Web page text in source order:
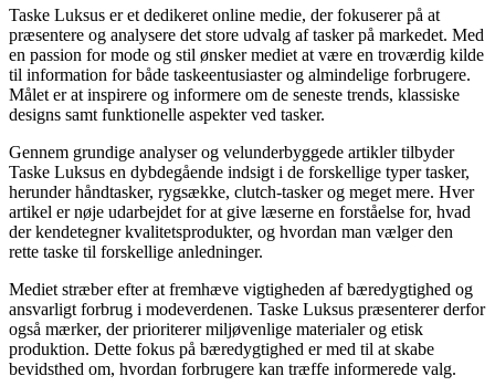
Taske Luksus er et dedikeret online medie, der fokuserer på at
præsentere og analysere det store udvalg af tasker på markedet. Med
en passion for mode og stil ønsker mediet at være en troværdig kilde
til information for både taskeentusiaster og almindelige forbrugere.
Målet er at inspirere og informere om de seneste trends, klassiske
designs samt funktionelle aspekter ved tasker.
Gennem grundige analyser og velunderbyggede artikler tilbyder
Taske Luksus en dybdegående indsigt i de forskellige typer tasker,
herunder håndtasker, rygsække, clutch-tasker og meget mere. Hver
artikel er nøje udarbejdet for at give læserne en forståelse for, hvad
der kendetegner kvalitetsprodukter, og hvordan man vælger den
rette taske til forskellige anledninger.
Mediet stræber efter at fremhæve vigtigheden af bæredygtighed og
ansvarligt forbrug i modeverdenen. Taske Luksus præsenterer derfor
også mærker, der prioriterer miljøvenlige materialer og etisk
produktion. Dette fokus på bæredygtighed er med til at skabe
bevidsthed om, hvordan forbrugere kan træffe informerede valg.